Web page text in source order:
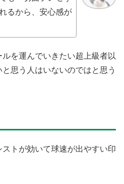
るから、安心感が
を運んでいきたい超上級者以
思う人はいないのではと思う
トが効いて球速が出やすい印